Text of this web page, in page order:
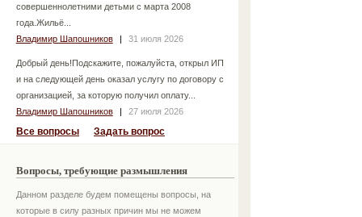
совершеннолетними детьми с марта 2008
года.Жильё...
Владимир Шапошников
| 31 июля 2026
Добрый день!Подскажите, пожалуйста, открыл ИП
и на следующей день оказал услугу по договору с
организацией, за которую получил оплату...
Владимир Шапошников
| 27 июля 2026
Все вопросы Задать вопрос
Вопросы, требующие размышления
Данном разделе будем помещены вопросы, на
которые в силу разных причин мы не можем